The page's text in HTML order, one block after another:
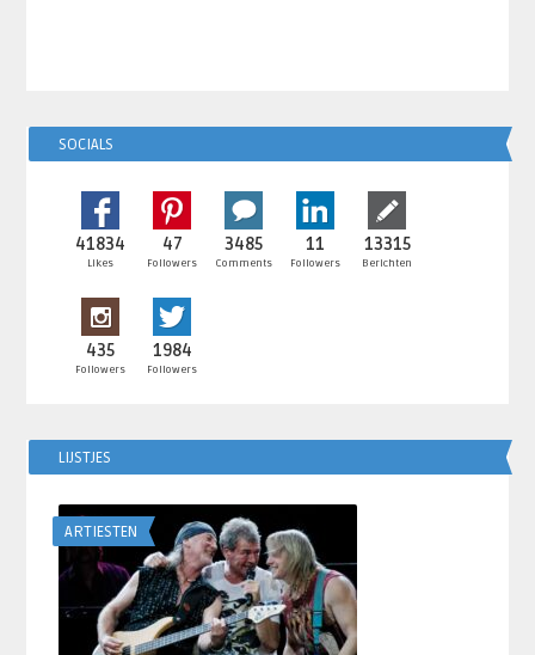
SOCIALS
41834
Likes
47
Followers
3485
Comments
11
Followers
13315
Berichten
435
Followers
1984
Followers
LIJSTJES
ARTIESTEN